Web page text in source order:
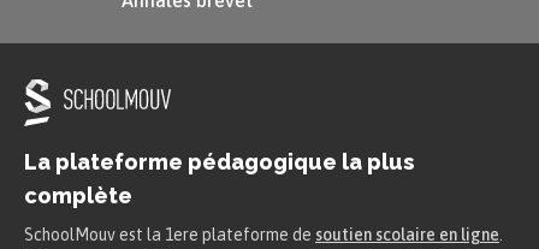
La plateforme pédagogique la plus
complète
SchoolMouv est la 1ere plateforme de soutien scolaire en ligne